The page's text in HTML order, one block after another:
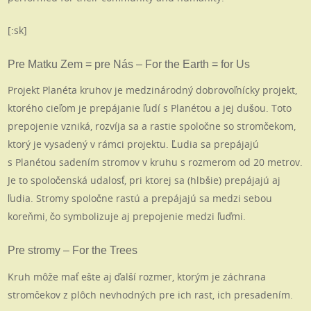
[:sk]
Pre Matku Zem = pre Nás – For the Earth = for Us
Projekt Planéta kruhov je medzinárodný dobrovoľnícky projekt,
ktorého cieľom je prepájanie ľudí s Planétou a jej dušou. Toto
prepojenie vzniká, rozvíja sa a rastie spoločne so stromčekom,
ktorý je vysadený v rámci projektu. Ľudia sa prepájajú
s Planétou sadením stromov v kruhu s rozmerom od 20 metrov.
Je to spoločenská udalosť, pri ktorej sa (hlbšie) prepájajú aj
ľudia. Stromy spoločne rastú a prepájajú sa medzi sebou
koreňmi, čo symbolizuje aj prepojenie medzi ľuďmi.
Pre stromy – For the Trees
Kruh môže mať ešte aj ďalší rozmer, ktorým je záchrana
stromčekov z plôch nevhodných pre ich rast, ich presadením.